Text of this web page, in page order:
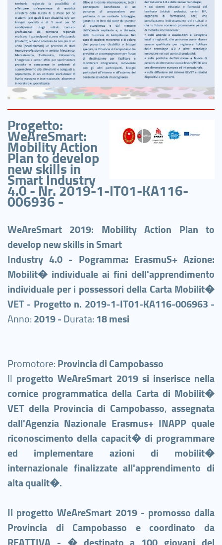
Progetto:
WeAreSmart:
Mobility Action
Plan to develop
new skills in
Smart Industry
4.0 - Nr. 2019-1-IT01-KA116-
006936 -
WeAreSmart 2019: Mobility Action Plan to
develop new skills in Smart
Industry 4.0 - Pogramma: ErasmuS+ Azione:
Mobilit� individuale ai fini dell'apprendimento
individuale per i possessori della Carta Mobilit�
VET - Progetto n. 2019-1-IT01-KA116-006963 -
Anno:2019 -Durata:18 mesi
Promotore:Provincia di Campobasso
Il progetto WeAreSmart 2019 si inserisce nella
cornice programmatica della Carta di Mobilit�
VET della Provincia di Campobasso, assegnata
dall'Agenzia Nazionale Erasmus+ INAPP quale
riconoscimento della capacit� di programmare
ed implementare azioni di mobilit�
internazionale finalizzate all'apprendimento di
alta qualit�.
Il progetto WeAreSmart 2019 - promosso dalla
Provincia di Campobasso e coordinato da